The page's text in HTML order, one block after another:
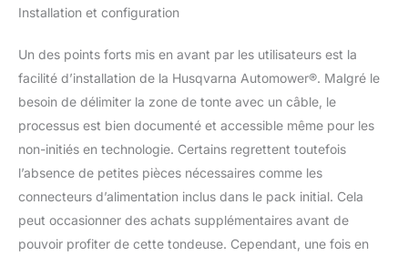
Installation et configuration
Un des points forts mis en avant par les utilisateurs est la
facilité d’installation de la Husqvarna Automower®. Malgré le
besoin de délimiter la zone de tonte avec un câble, le
processus est bien documenté et accessible même pour les
non-initiés en technologie. Certains regrettent toutefois
l’absence de petites pièces nécessaires comme les
connecteurs d’alimentation inclus dans le pack initial. Cela
peut occasionner des achats supplémentaires avant de
pouvoir profiter de cette tondeuse. Cependant, une fois en